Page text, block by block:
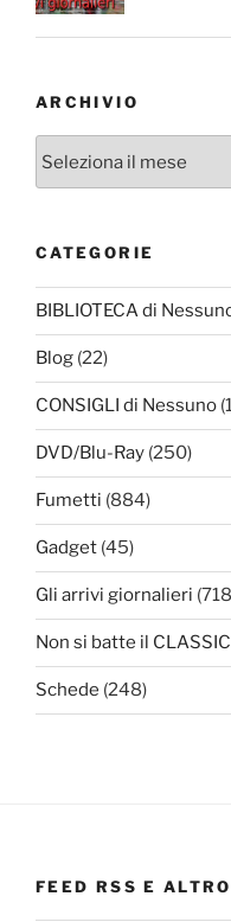
ARCHIVIO
CATEGORIE
BIBLIOTECA di
Blog (22)
CONSIGLI di Nessuno
DVD/Blu-Ray (250)
Fumetti (884)
Gadget (45)
Gli arrivi giornalieri
Non si batte il
Schede (248)
FEED RSS E ALTRO